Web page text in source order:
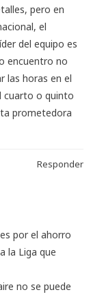
pero en
el
del equipo es
encuentro no
las horas en el
cuarto o quinto
prometedora
Responder
por el ahorro
la Liga que
no se puede